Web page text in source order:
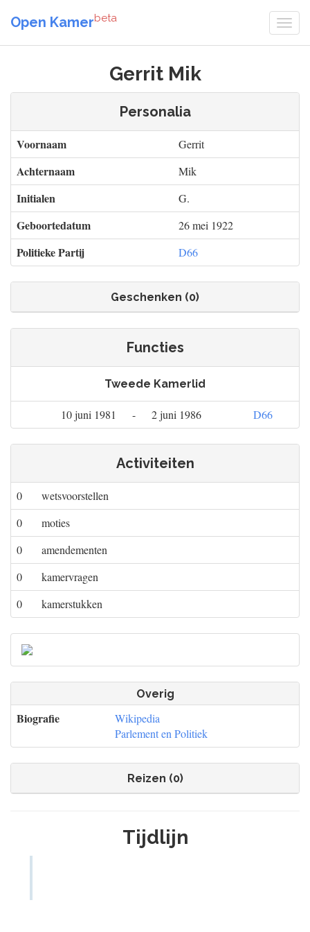
Open Kamerbeta
Gerrit Mik
Personalia
Voornaam Gerrit
Achternaam Mik
Initialen G.
Geboortedatum 26 mei 1922
Politieke Partij D66
Geschenken (0)
Functies
Tweede Kamerlid
10 juni 1981 - 2 juni 1986 D66
Activiteiten
0
wetsvoorstellen
0
moties
0
amendementen
0
kamervragen
0
kamerstukken
Overig
Biografie
Wikipedia
Parlement en Politiek
Reizen (0)
Tijdlijn